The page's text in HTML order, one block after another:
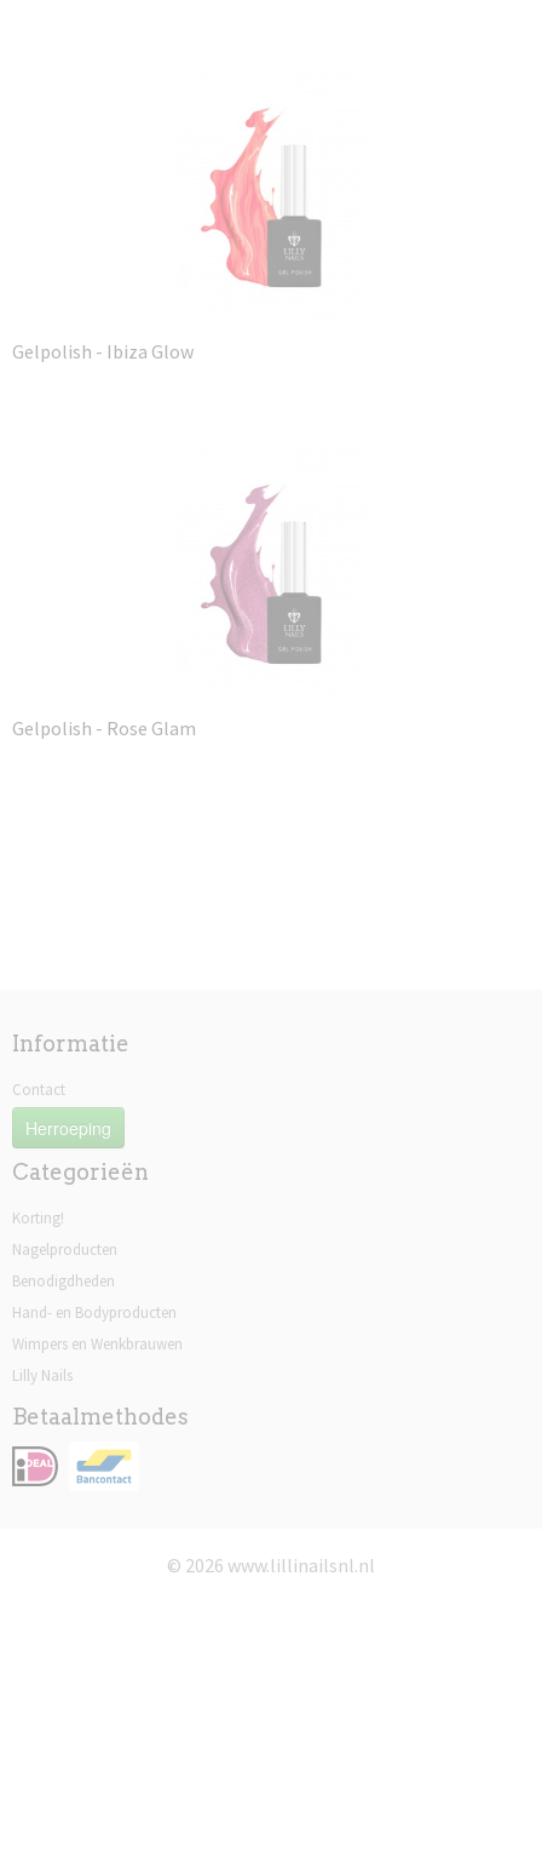
Gelpolish - Ibiza Glow
Gelpolish - Rose Glam
Informatie
Contact
Herroeping
Categorieën
Korting!
Nagelproducten
Benodigdheden
Hand- en Bodyproducten
Wimpers en Wenkbrauwen
Lilly Nails
Betaalmethodes
© 2026 www.lillinailsnl.nl